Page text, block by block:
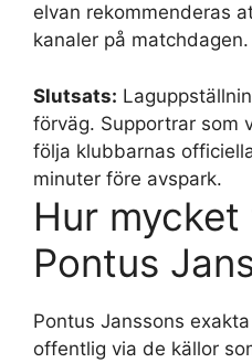
elvan rekommenderas
kanaler på matchdagen.
Slutsats:
förväg. Supportrar som
följa klubbarnas
minuter före avspark.
Hur
Pontus
Pontus Janssons
offentlig via de källor